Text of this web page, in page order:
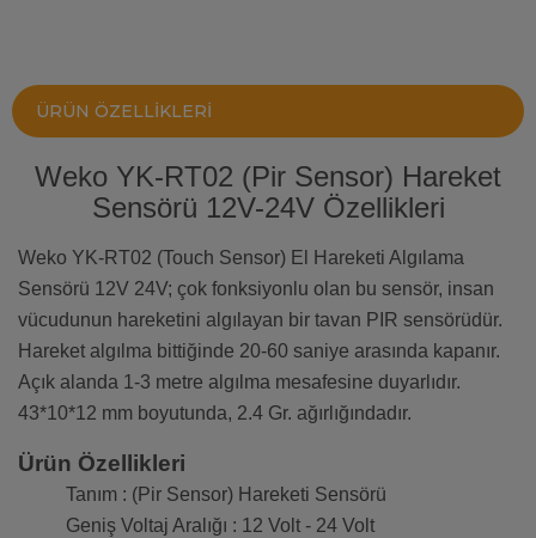
ÜRÜN ÖZELLIKLERI
Weko YK-RT02 (Pir Sensor) Hareket
Sensörü 12V-24V Özellikleri
Weko YK-RT02 (Touch Sensor) El Hareketi Algılama
Sensörü 12V 24V; çok fonksiyonlu olan bu sensör, insan
vücudunun hareketini algılayan bir tavan PIR sensörüdür.
Hareket algılma bittiğinde 20-60 saniye arasında kapanır.
Açık alanda 1-3 metre algılma mesafesine duyarlıdır.
43*10*12 mm boyutunda, 2.4 Gr. ağırlığındadır.
Ürün Özellikleri
Tanım : (Pir Sensor) Hareketi Sensörü
Geniş Voltaj Aralığı : 12 Volt - 24 Volt